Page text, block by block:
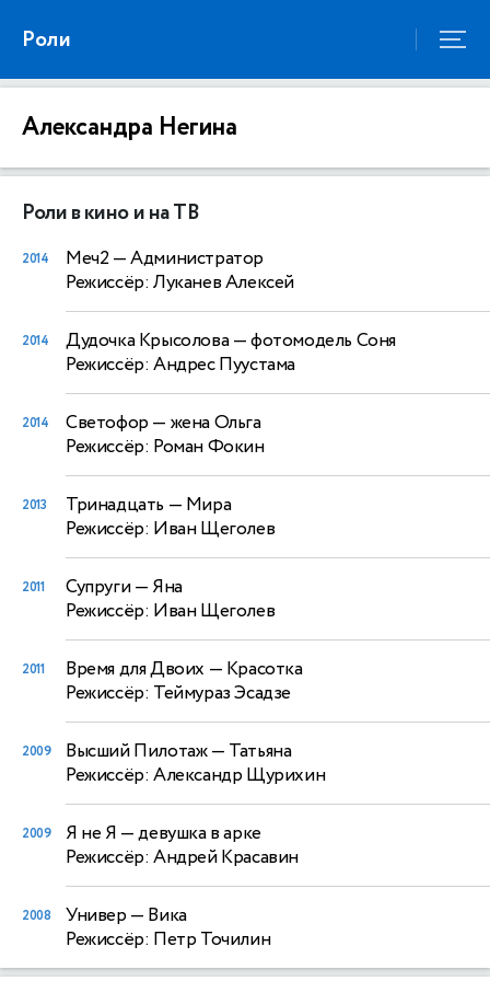
Роли
Александра Негина
Роли в кино и на ТВ
2014 Меч2— Администратор
Режиссёр: Луканев Алексей
2014 Дудочка Крысолова— фотомодель Соня
Режиссёр: Андрес Пуустама
2014 Светофор — жена Ольга
Режиссёр: Роман Фокин
2013 Тринадцать — Мира
Режиссёр: Иван Щеголев
2011 Супруги— Яна
Режиссёр: Иван Щеголев
2011 Время для Двоих — Красотка
Режиссёр: Теймураз Эсадзе
2009 Высший Пилотаж— Татьяна
Режиссёр: Александр Щурихин
2009 Я не Я — девушка в арке
Режиссёр: Андрей Красавин
2008 Универ — Вика
Режиссёр: Петр Точилин